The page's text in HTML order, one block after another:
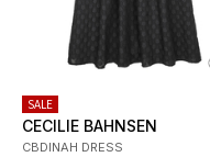
SALE
CECILIE BAHNSEN
CBDINAH DRESS